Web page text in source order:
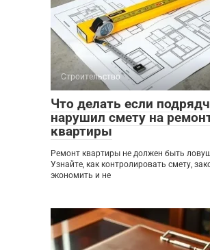
Строительство
Что делать если
нарушил смету на
квартиры
Ремонт квартиры не должен быть
Узнайте, как контролировать смету,
экономить и не